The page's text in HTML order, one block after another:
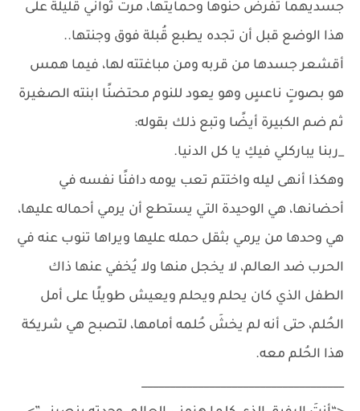
جسديهما تفرض حنوها وحمايتها، مرت ثواني قليلة على
هذا الوضع قبل أن تجده يطبع قُبلة فوق وجنتها..
أقشعر جسدها من قربه ومن مباغتته لها، فيما همس
هو بصوتٍ ناعسٍ وهو يعود للنوم محتضنًا ابنته الصغيرة
ثم ضم الكبيرة أيضًا وتبع ذلك بقوله:
_ربنا يباركلي فيكِ يا كل الدنيا.
وهكذا أنهى ليله واختتم تعب يومه دافنًا نفسه في
أحضانها، هي الوحيدة التي يستطع أن يرمي أحماله عليها،
هي وحدها من يرمي بثقل حمله عليها ويراها تنوب عنه في
الحرب ضد العالم، لا يخجل منها ولا يُخفي عنها ذاك
الطفل الذي كان يحلم ويحلم ويعيش طويلًا على أمل
الحُلم، حتى أنه لم يخشَ حُلمه أمامها، لتصبح هي شريكة
هذا الحُلم معه.
____________________________________